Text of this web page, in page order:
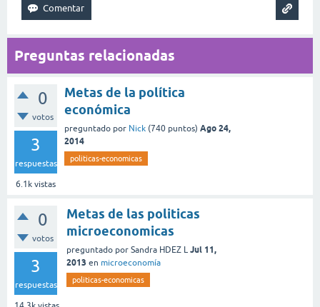
Preguntas relacionadas
0
votos
3
respuestas
6.1k vistas
Metas de la política
económica
preguntado por Nick (740 puntos) Ago 24,
2014
politicas-economicas
0
votos
3
respuestas
Metas de las politicas
microeconomicas
preguntado por Sandra HDEZ L Jul 11,
2013 en microeconomía
politicas-economicas